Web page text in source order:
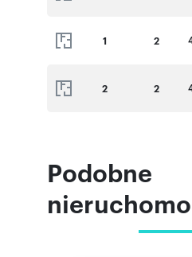
1 2
2 2
Podobne